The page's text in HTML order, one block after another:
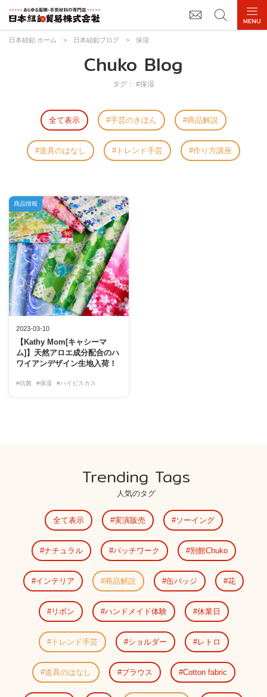
日本紐釦 ホーム > 日本紐釦ブログ > 保湿
Chuko Blog
タグ： #保湿
全て表示 手芸のきほん 商品解説
道具のはなし トレンド手芸 作り方講座
2023-03-10
【Kathy Mom[キャシーマ
ム]】天然アロエ成分配合のハ
ワイアンデザイン生地入荷！
#抗菌 #保湿 #ハイビスカス
商品情報
Trending Tags
人気のタグ
全て表示 実演販売 ソーイング
ナチュラル パッチワーク 別館Chuko
インテリア 商品解説 缶バッジ 花
リボン ハンドメイド体験 休業日
トレンド手芸 ショルダー レトロ
道具のはなし ブラウス Cotton fabric